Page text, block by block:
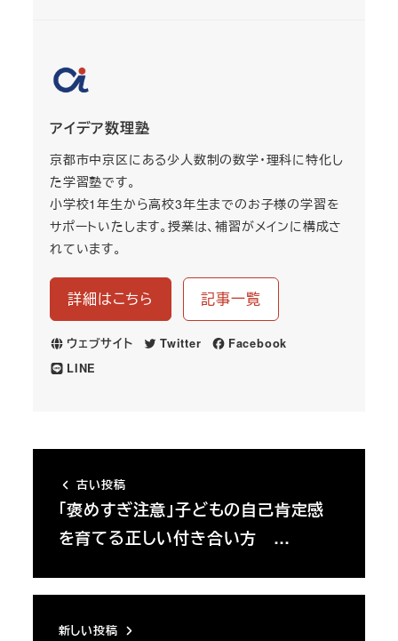
アイデア数理塾
京都市中京区にある少人数制の数学・理科に特化し
た学習塾です。
小学校1年生から高校3年生までのお子様の学習を
サポートいたします。授業は、補習がメインに構成さ
れています。
詳細はこちら 記事一覧
ウェブサイト Twitter
Facebook
LINE
古い投稿
「褒めすぎ注意」子どもの自己肯定感
を育てる正しい付き合い方 …
新しい投稿